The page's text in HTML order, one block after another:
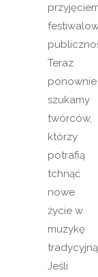
Teraz
ponownie
szukamy
twórców,
którzy
potrafią
tchnąć
nowe
życie w
muzykę
Jeśli